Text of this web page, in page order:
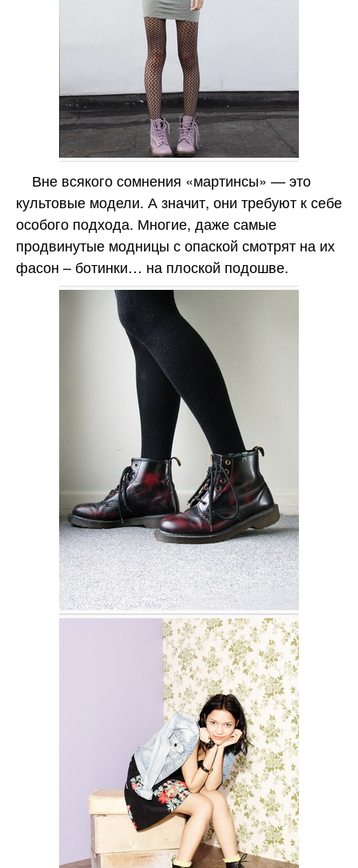
Вне всякого сомнения «мартинсы» — это
культовые модели. А значит, они требуют к себе
особого подхода. Многие, даже самые
продвинутые модницы с опаской смотрят на их
фасон – ботинки… на плоской подошве.